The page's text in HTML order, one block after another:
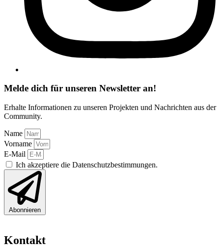
Melde dich für unseren Newsletter an!
Erhalte Informationen zu unseren Projekten und Nachrichten aus der
Community.
Name
Vorname
E-Mail
Ich akzeptiere die Datenschutzbestimmungen.
Abonnieren
Kontakt